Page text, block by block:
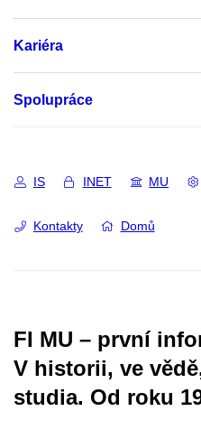
Kariéra
Spolupráce
IS INET MU
Kontakty Domů
FI MU – první
V historii, ve
studia. Od roku